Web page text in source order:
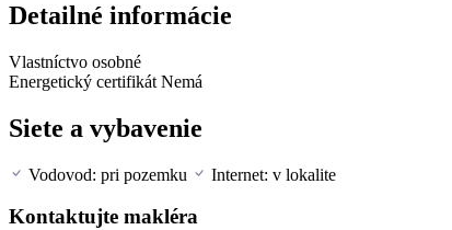
Detailné informácie
Vlastníctvo osobné
Energetický certifikát Nemá
Siete a vybavenie
Vodovod: pri pozemku Internet: v lokalite
Kontaktujte makléra